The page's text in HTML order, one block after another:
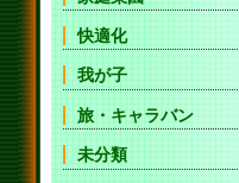
快適化
我が子
旅・キャラバン
未分類